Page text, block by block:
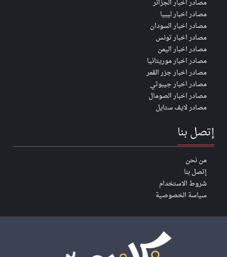
مصادر اخبار الجزائر
مصادر اخبار ليبيا
مصادر اخبار السودان
مصادر اخبار تونس
مصادر اخبار اليمن
مصادر اخبار موريتانيا
مصادر اخبار جزر القمر
مصادر اخبار جيبوتي
مصادر اخبار الصومال
مصادر لايف ستايل
إتصل بنا
من نحن
إتصل بنا
شروط الاستخدام
سياسة الخصوصية